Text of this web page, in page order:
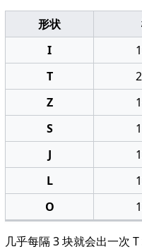
形状
I
T
Z
S
J
L
O
几乎每隔 3 块就会出一次